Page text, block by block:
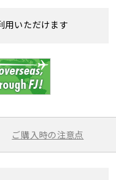
用いただけます
ご購入時の注意点